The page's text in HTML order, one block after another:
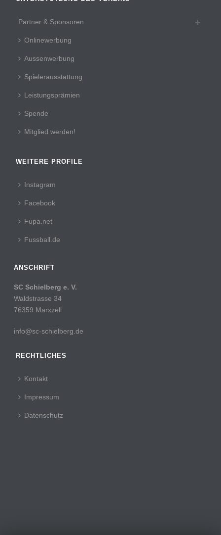
Partner & Sponsoren
Onlinewerbung
Aussenwerbung
Spielerausstattung
Leistungsprämien
Spende
Mitglied werden!
WEITERE PROFILE
Instagram
Facebook
Fupa.net
Fussball.de
ANSCHRIFT
SC Schielberg e. V.
Waldstrasse 34
76359 Marxzell
info@sc-schielberg.de
RECHTLICHES
Kontakt
Impressum
Datenschutz